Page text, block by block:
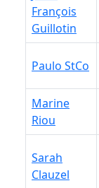
François
Guillotin
Paulo StCo
Marine
Riou
Sarah
Clauzel
François
Guillotin
Paulo StCo
Marine
Riou
Sarah
Clauzel